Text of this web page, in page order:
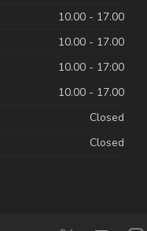
10.00 - 17.00
10.00 - 17.00
10.00 - 17:00
10.00 - 17.00
Closed
Closed